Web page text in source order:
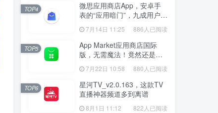
微思应用商店App，安卓手
表的“应用暗门”，九成用户还
没发现
7月14日 11:25 886人已阅读
TOP4
App Market应用商店国际
版，无需魔法！竟然还是大
厂出品？
7月22日 10:58 880人已阅读
TOP5
星河TV_v2.0.163，这款TV
直播神器频道多到离谱
8月1日 11:12 822人已阅读
TOP6